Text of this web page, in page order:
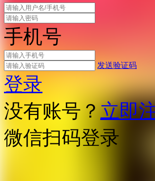
手机号
发送验证码
登录
没有账号？立即
微信扫码登录